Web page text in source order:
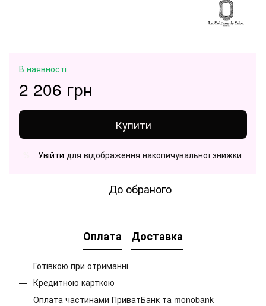
В наявності
2 206 грн
Купити
Увійти для відображення накопичувальної знижки
До обраного
Оплата Доставка
Готівкою при отриманні
Кредитною карткою
Оплата частинами ПриватБанк та monobank